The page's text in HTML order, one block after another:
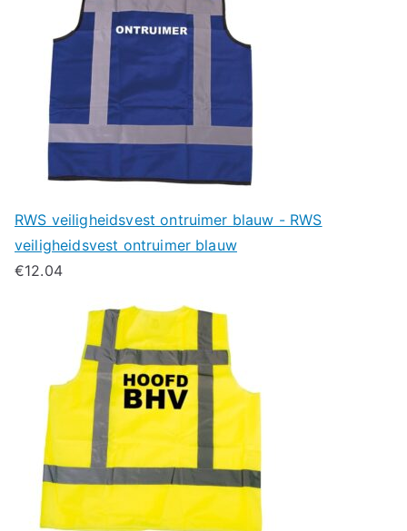
RWS veiligheidsvest ontruimer blauw - RWS
veiligheidsvest ontruimer blauw
€12.04